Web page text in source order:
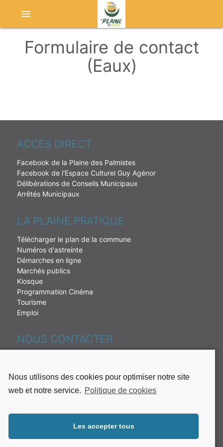
Nous utilisons des cookies pour optimiser notre site
web et notre service. Politique de cookies
Les accepter tous
menu
Formulaire de contact
(Eaux)
ACCÉS DIRECT
Facebook de la Plaine des Palmistes
Facebook de l'Espace Culturel Guy Agénor
Délibérations de Conseils Municipaux
Arrêtés Municipaux
LA PLAINE PRATIQUE
Télécharger le plan de la commune
Numéros d'astreinte
Démarches en ligne
Marchés publics
Kiosque
Programmation Cinéma
Tourisme
Emploi
NOUS CONTACTER
Tél : 02 62 51 49 10